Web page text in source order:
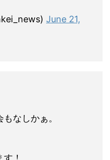
June 21,
なしかぁ。
！